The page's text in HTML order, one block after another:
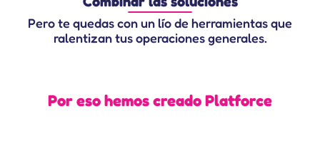
Pero te quedas con un lío de herramientas que
ralentizan tus operaciones generales.
Por eso hemos creado Platforce